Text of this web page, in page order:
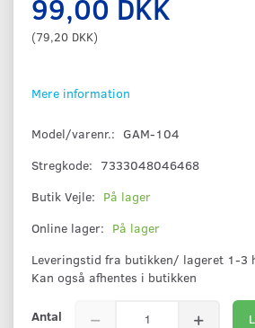
(79,20 DKK)
Mere information
Model/varenr.: GAM-104
Stregkode: 7333048046468
Butik Vejle: På lager
Online lager: På lager
Leveringstid fra butikken/ lageret 1-3
Kan også afhentes i butikken
Antal